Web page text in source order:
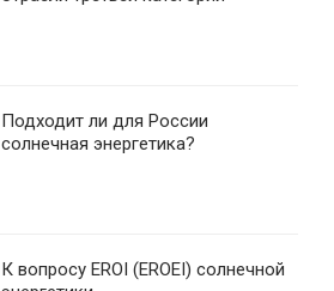
Подходит ли для России
солнечная энергетика?
К вопросу EROI (EROEI) солнечной